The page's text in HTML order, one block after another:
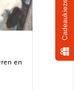
en
Cadeaukiezer